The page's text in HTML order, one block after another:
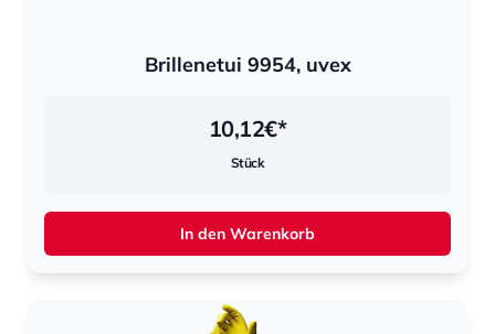
Brillenetui 9954, uvex
10,12€*
Stück
In den Warenkorb